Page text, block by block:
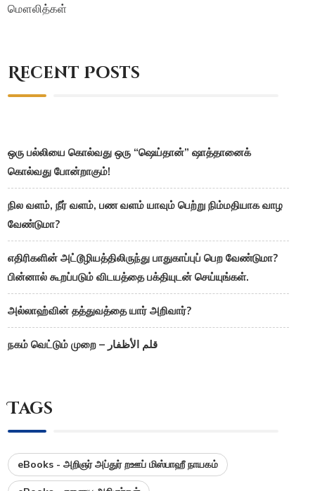
மௌலித்கள்
Recent Posts
ஒரு பல்லியை கொல்வது ஒரு “ஷெய்தான்” ஷாத்தானைக்
கொல்வது போன்றாகும்!
நில வளம், நீர் வளம், பண வளம் யாவும் பெற்று நிம்மதியாக வாழ
வேண்டுமா?
எதிரிகளின் அட்டூழியத்திலிருந்து பாதுகாப்புப் பெற வேண்டுமா?
பின்னால் கூறப்படும் விடயத்தை பக்தியுடன் செய்யுங்கள்.
அல்லாஹ்வின் தத்துவத்தை யார் அறிவார்?
நகம் வெட்டும் முறை – قلم الأظفار
Tags
eBooks - அறிஞர் அப்துர் றஊப் மிஸ்பாஹீ நாயகம்